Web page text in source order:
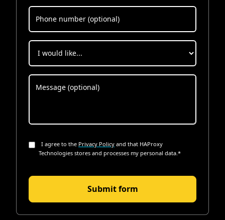
I agree to the Privacy Policy and that HAProxy
Technologies stores and processes my personal data. *